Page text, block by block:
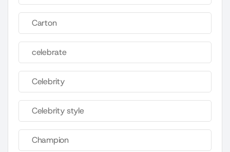
Carton
celebrate
Celebrity
Celebrity style
Champion